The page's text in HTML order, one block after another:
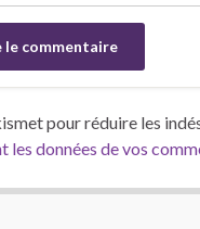
pour réduire les
les données de vos